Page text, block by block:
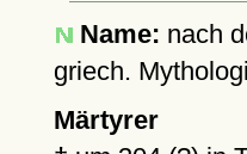
Name: nach
griech.
Märtyrer